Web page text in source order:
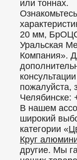
или тоннах.
20 мм,
Уральская
Компания».
пожалуйста,
Челябинске:
В нашем
широкий
категории «
Круг
другие. Мы